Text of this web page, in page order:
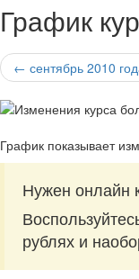
График
← сентябрь 2010
График показывает
Нужен онлайн
рублях и